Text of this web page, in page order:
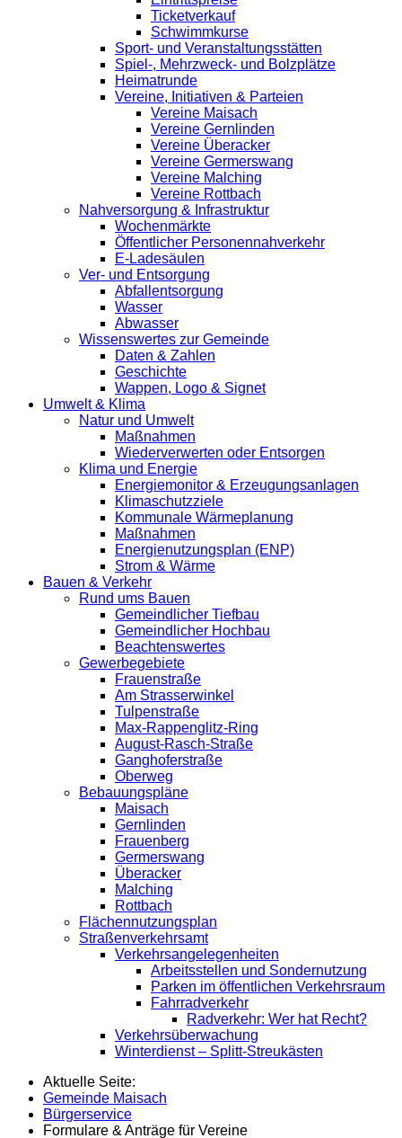
Ticketverkauf
Schwimmkurse
Sport- und Veranstaltungsstätten
Spiel-, Mehrzweck- und Bolzplätze
Heimatrunde
Vereine, Initiativen & Parteien
Vereine Maisach
Vereine Gernlinden
Vereine Überacker
Vereine Germerswang
Vereine Malching
Vereine Rottbach
Nahversorgung & Infrastruktur
Wochenmärkte
Öffentlicher Personennahverkehr
E-Ladesäulen
Ver- und Entsorgung
Abfallentsorgung
Wasser
Abwasser
Wissenswertes zur Gemeinde
Daten & Zahlen
Geschichte
Wappen, Logo & Signet
Umwelt & Klima
Natur und Umwelt
Maßnahmen
Wiederverwerten oder Entsorgen
Klima und Energie
Energiemonitor & Erzeugungsanlagen
Klimaschutzziele
Kommunale Wärmeplanung
Maßnahmen
Energienutzungsplan (ENP)
Strom & Wärme
Bauen & Verkehr
Rund ums Bauen
Gemeindlicher Tiefbau
Gemeindlicher Hochbau
Beachtenswertes
Gewerbegebiete
Frauenstraße
Am Strasserwinkel
Tulpenstraße
Max-Rappenglitz-Ring
August-Rasch-Straße
Ganghoferstraße
Oberweg
Bebauungspläne
Maisach
Gernlinden
Frauenberg
Germerswang
Überacker
Malching
Rottbach
Flächennutzungsplan
Straßenverkehrsamt
Verkehrsangelegenheiten
Arbeitsstellen und Sondernutzung
Parken im öffentlichen Verkehrsraum
Fahrradverkehr
Radverkehr: Wer hat Recht?
Verkehrsüberwachung
Winterdienst – Splitt-Streukästen
Aktuelle Seite:
Gemeinde Maisach
Bürgerservice
Formulare & Anträge für Vereine